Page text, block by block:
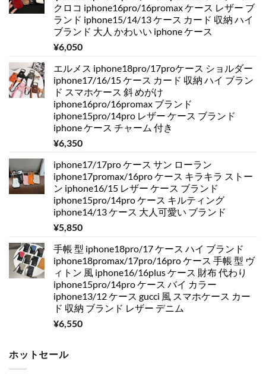
クロコ iphone16pro/16promax ケース レザー ブ
ランド iphone15/14/13 ケース カード 収納 ハイ
ブランド 大人 かわいい iphone ケース
¥6,050
エルメス iphone18pro/17proケース ショルダー
iphone17/16/15 ケース カード 収納 ハイ ブラン
ド スマホケース 斜 めがけ
iphone16pro/16promax ブランド
iphone15pro/14pro レザー ケース ブランド
iphone ケース チャーム 付き
¥6,350
iphone17/17pro ケース サン ローラン
iphone17promax/16pro ケース キラキラ ストー
ン iphone16/15 レザー ケース ブランド
iphone15pro/14pro ケース キルティング
iphone14/13 ケース 大人可愛い ブランド
¥5,850
手帳 型 iphone18pro/17 ケース ハイ ブランド
iphone18promax/17pro/16pro ケース 手帳 型 ヴ
ィトン 風 iphone16/16plus ケース 財布 代わり
iphone15pro/14pro ケース バイ カラー
iphone13/12 ケース gucci 風 スマホケース カー
ド 収納 ブランド レザー デニム
¥6,550
ホットセール